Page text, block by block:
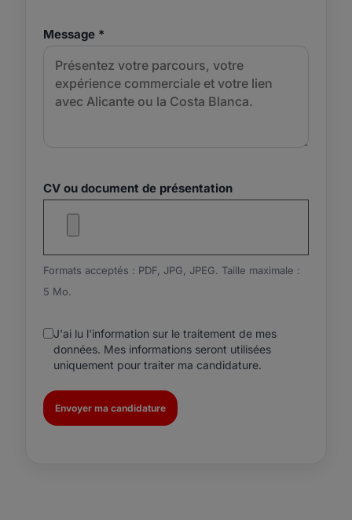
Message *
CV ou document de présentation
Formats acceptés : PDF, JPG, JPEG. Taille maximale :
5 Mo.
J'ai lu l'information sur le traitement de mes
données. Mes informations seront utilisées
uniquement pour traiter ma candidature.
Envoyer ma candidature